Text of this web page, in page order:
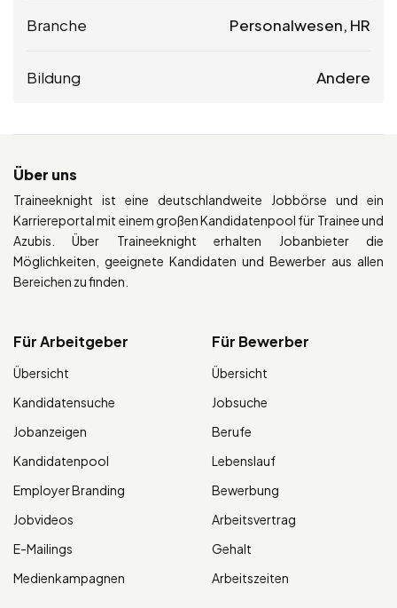
Branche Personalwesen, HR
Bildung Andere
Über uns
Traineeknight ist eine deutschlandweite Jobbörse und ein
Karriereportal mit einem großen Kandidatenpool für Trainee und
Azubis. Über Traineeknight erhalten Jobanbieter die
Möglichkeiten, geeignete Kandidaten und Bewerber aus allen
Bereichen zu finden.
Für Arbeitgeber
Übersicht
Kandidatensuche
Jobanzeigen
Kandidatenpool
Employer Branding
Jobvideos
E-Mailings
Medienkampagnen
Für Bewerber
Übersicht
Jobsuche
Berufe
Lebenslauf
Bewerbung
Arbeitsvertrag
Gehalt
Arbeitszeiten